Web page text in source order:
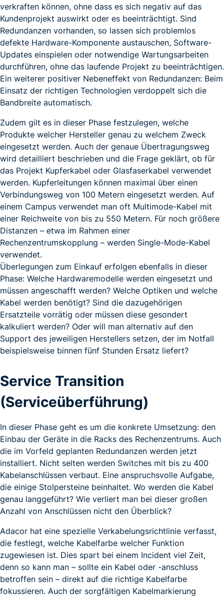
verkraften können, ohne dass es sich negativ auf das
Kundenprojekt auswirkt oder es beeinträchtigt. Sind
Redundanzen vorhanden, so lassen sich problemlos
defekte Hardware-Komponente austauschen, Software-
Updates einspielen oder notwendige Wartungsarbeiten
durchführen, ohne das laufende Projekt zu beeinträchtigen.
Ein weiterer positiver Nebeneffekt von Redundanzen: Beim
Einsatz der richtigen Technologien verdoppelt sich die
Bandbreite automatisch.
Zudem gilt es in dieser Phase festzulegen, welche
Produkte welcher Hersteller genau zu welchem Zweck
eingesetzt werden. Auch der genaue Übertragungsweg
wird detailliert beschrieben und die Frage geklärt, ob für
das Projekt Kupferkabel oder Glasfaserkabel verwendet
werden. Kupferleitungen können maximal über einen
Verbindungsweg von 100 Metern eingesetzt werden. Auf
einem Campus verwendet man oft Multimode-Kabel mit
einer Reichweite von bis zu 550 Metern. Für noch größere
Distanzen – etwa im Rahmen einer
Rechenzentrumskopplung – werden Single-Mode-Kabel
verwendet.
Überlegungen zum Einkauf erfolgen ebenfalls in dieser
Phase: Welche Hardwaremodelle werden eingesetzt und
müssen angeschafft werden? Welche Optiken und welche
Kabel werden benötigt? Sind die dazugehörigen
Ersatzteile vorrätig oder müssen diese gesondert
kalkuliert werden? Oder will man alternativ auf den
Support des jeweiligen Herstellers setzen, der im Notfall
beispielsweise binnen fünf Stunden Ersatz liefert?
Service Transition
(Serviceüberführung)
In dieser Phase geht es um die konkrete Umsetzung: den
Einbau der Geräte in die Racks des Rechenzentrums. Auch
die im Vorfeld geplanten Redundanzen werden jetzt
installiert. Nicht selten werden Switches mit bis zu 400
Kabelanschlüssen verbaut. Eine anspruchsvolle Aufgabe,
die einige Stolpersteine beinhaltet. Wo werden die Kabel
genau langgeführt? Wie verliert man bei dieser großen
Anzahl von Anschlüssen nicht den Überblick?
Adacor hat eine spezielle Verkabelungsrichtlinie verfasst,
die festlegt, welche Kabelfarbe welcher Funktion
zugewiesen ist. Dies spart bei einem Incident viel Zeit,
denn so kann man – sollte ein Kabel oder -anschluss
betroffen sein – direkt auf die richtige Kabelfarbe
fokussieren. Auch der sorgfältigen Kabelmarkierung